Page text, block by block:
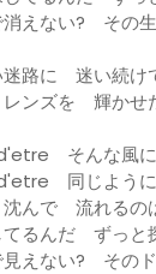
消えない? その
迷路に 迷い続け
ンズを 輝かせ
そんな風に
同じように
んで 流れるの
てるんだ ずっと
見えない? その